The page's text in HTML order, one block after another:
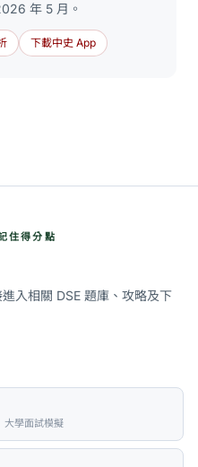
年 5 月。
下載中史 App
住得分點
入相關 DSE 題庫、攻略及下
大學面試模擬